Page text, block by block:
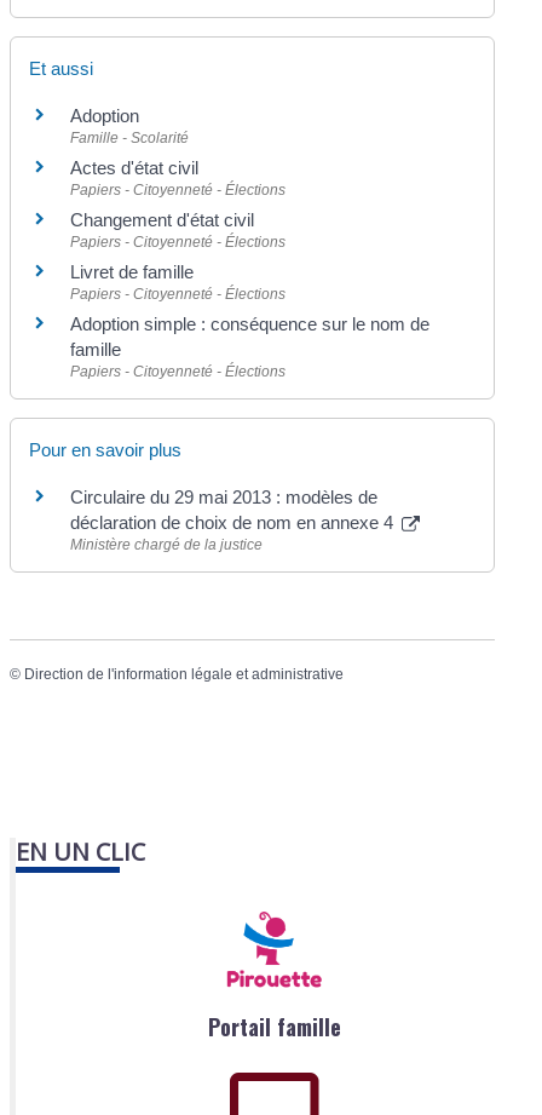
Et aussi
Adoption
Famille - Scolarité
Actes d'état civil
Papiers - Citoyenneté - Élections
Changement d'état civil
Papiers - Citoyenneté - Élections
Livret de famille
Papiers - Citoyenneté - Élections
Adoption simple : conséquence sur le nom de
famille
Papiers - Citoyenneté - Élections
Pour en savoir plus
Circulaire du 29 mai 2013 : modèles de
déclaration de choix de nom en annexe 4
Ministère chargé de la justice
© Direction de l'information légale et administrative
EN UN CLIC
Portail famille